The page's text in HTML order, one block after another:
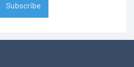
Subscribe